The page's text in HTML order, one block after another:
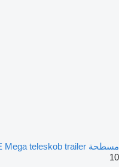
مسطحة ES-GE Mega teleskob trailer
10